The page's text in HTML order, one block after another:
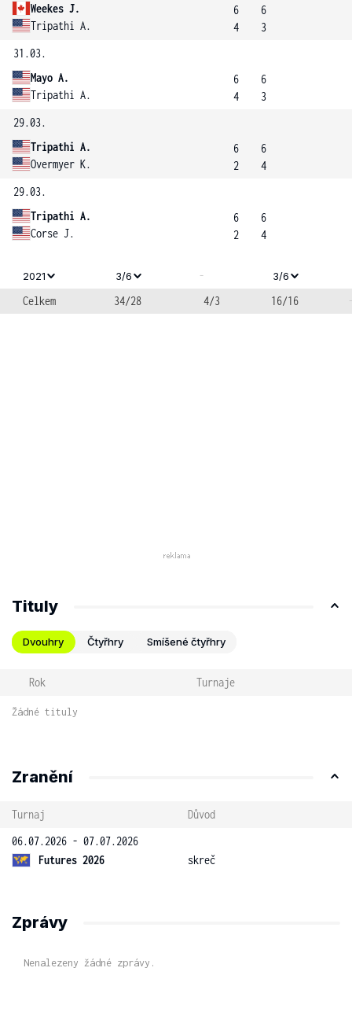
Weekes J.
Tripathi A.
6
4
6
3
31.03.
Mayo A.
Tripathi A.
6
4
6
3
29.03.
Tripathi A.
Overmyer K.
6
2
6
4
29.03.
Tripathi A.
Corse J.
6
2
6
4
2021 3/6 - 3/6
Celkem 34/28 4/3 16/16
Tituly
Dvouhry Čtyřhry Smíšené čtyřhry
Rok Turnaje
Žádné tituly
Zranění
Turnaj
Důvod
06.07.2026 - 07.07.2026
Futures 2026
skreč
Zprávy
Nenalezeny žádné zprávy.